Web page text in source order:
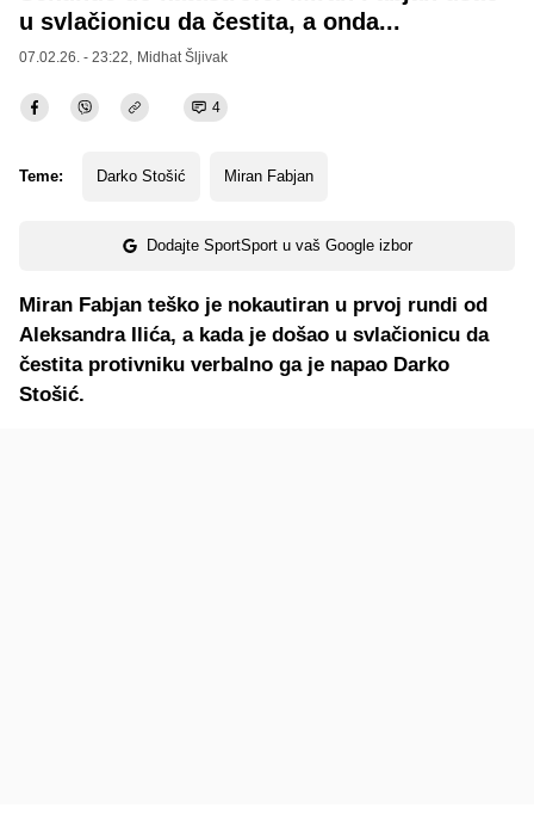
u svlačionicu da čestita, a onda...
07.02.26. - 23:22, Midhat Šljivak
4
Teme: Darko Stošić Miran Fabjan
Dodajte SportSport u vaš Google izbor
Miran Fabjan teško je nokautiran u prvoj rundi od
Aleksandra Ilića, a kada je došao u svlačionicu da
čestita protivniku verbalno ga je napao Darko
Stošić.